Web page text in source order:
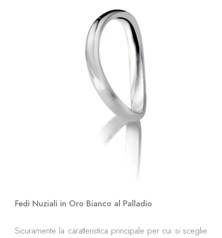
Fedi Nuziali in Oro Bianco al Palladio
Sicuramente la caratteristica principale per cui si sceglie